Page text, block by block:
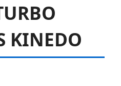
KINEDO